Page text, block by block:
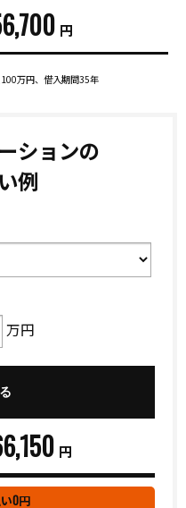
円
万円、借入期間35年
ションの
例
万円
円
0円